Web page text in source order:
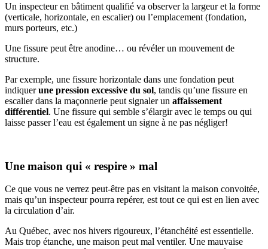
Un inspecteur en bâtiment qualifié va observer la largeur et la forme
(verticale, horizontale, en escalier) ou l’emplacement (fondation,
murs porteurs, etc.)
Une fissure peut être anodine… ou révéler un mouvement de
structure.
Par exemple, une fissure horizontale dans une fondation peut
indiquerune pression excessive du sol, tandis qu’une fissure en
escalier dans la maçonnerie peut signaler un affaissement
différentiel. Une fissure qui semble s’élargir avec le temps ou qui
laisse passer l’eau est également un signe à ne pas négliger!
Une maison qui « respire » mal
Ce que vous ne verrez peut-être pas en visitant la maison convoitée,
mais qu’un inspecteur pourra repérer, est tout ce qui est en lien avec
la circulation d’air.
Au Québec, avec nos hivers rigoureux, l’étanchéité est essentielle.
Mais trop étanche, une maison peut mal ventiler. Une mauvaise